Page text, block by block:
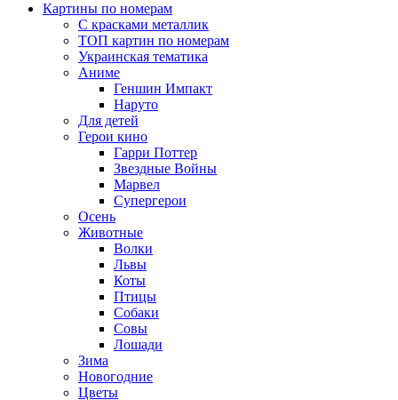
Картины по номерам
С красками металлик
ТОП картин по номерам
Украинская тематика
Аниме
Геншин Импакт
Наруто
Для детей
Герои кино
Гарри Поттер
Звездные Войны
Марвел
Супергерои
Осень
Животные
Волки
Львы
Коты
Птицы
Собаки
Совы
Лошади
Зима
Новогодние
Цветы